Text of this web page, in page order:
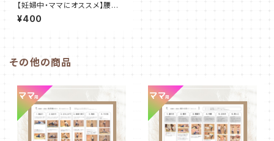
【妊婦中・ママにオススメ】腰痛
を防ぐ！体の使い方のコツ
¥400
その他の商品